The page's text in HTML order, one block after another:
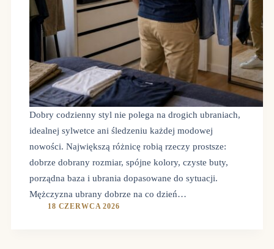
Dobry codzienny styl nie polega na drogich ubraniach,
idealnej sylwetce ani śledzeniu każdej modowej
nowości. Największą różnicę robią rzeczy prostsze:
dobrze dobrany rozmiar, spójne kolory, czyste buty,
porządna baza i ubrania dopasowane do sytuacji.
Mężczyzna ubrany dobrze na co dzień…
18 CZERWCA 2026